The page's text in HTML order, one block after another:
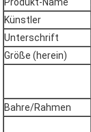
Produkt-Name
Künstler
Unterschrift
Größe (herein)
Bahre/Rahmen